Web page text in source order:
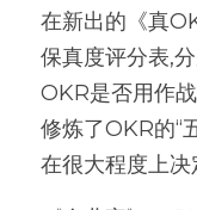
在新出的《真
保真度评分表,
OKR是否用作
修炼了OKR的“
在很大程度上